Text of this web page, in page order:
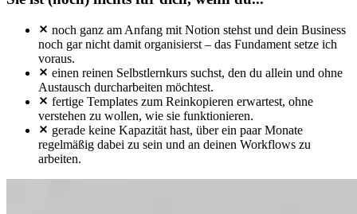
noch ganz am Anfang mit Notion stehst und dein Business
noch gar nicht damit organisierst – das Fundament setze ich
voraus.
einen reinen Selbstlernkurs suchst, den du allein und ohne
Austausch durcharbeiten möchtest.
fertige Templates zum Reinkopieren erwartest, ohne
verstehen zu wollen, wie sie funktionieren.
gerade keine Kapazität hast, über ein paar Monate
regelmäßig dabei zu sein und an deinen Workflows zu
arbeiten.